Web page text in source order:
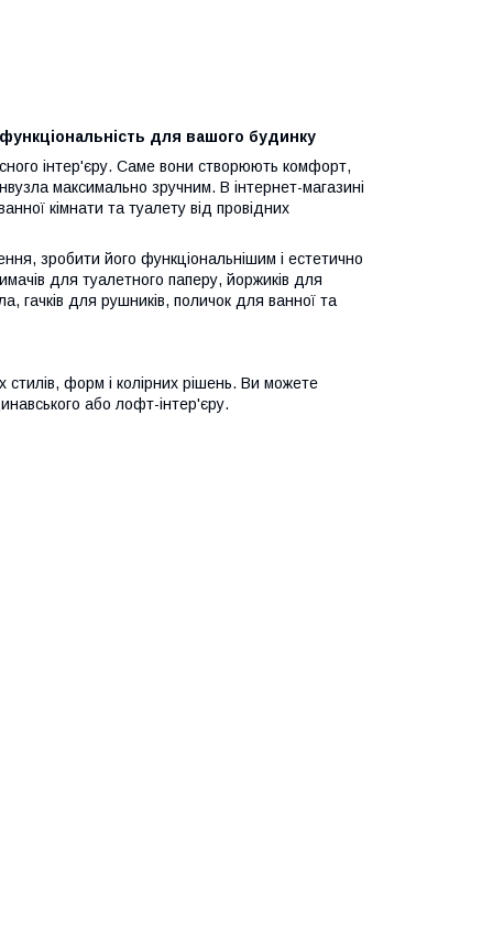
для вашого будинку
інтер'єру. Саме вони створюють комфорт,
максимально зручним. В інтернет-магазині
кімнати та туалету від провідних
зробити його функціональнішим і естетично
для туалетного паперу, йоржиків для
гачків для рушників, поличок для ванної та
стилів, форм і колірних рішень. Ви можете
або лофт-інтер'єру.